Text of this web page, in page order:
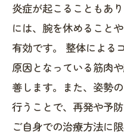
炎症が起こることもあ
には、腕を休めること
有効です。 整体による
原因となっている筋肉
善します。また、姿勢
行うことで、再発や予
ご自身での治療方法に